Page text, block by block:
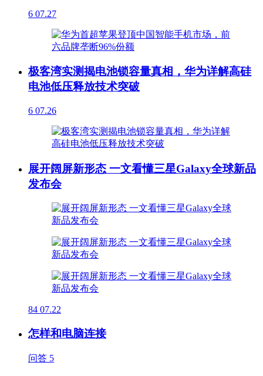
6 07.27
极客湾实测揭电池锁容量真相，华为详解高硅
电池低压释放技术突破
6 07.26
展开阔屏新形态 一文看懂三星Galaxy全球新品
发布会
84 07.22
怎样和电脑连接
问答 5